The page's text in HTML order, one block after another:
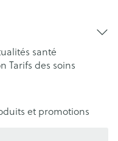
santé
Tarifs des soins
et promotions